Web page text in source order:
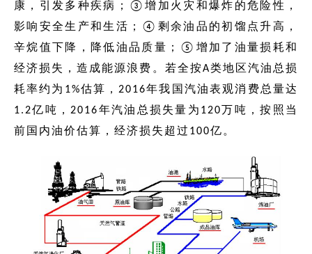
康，引发多种疾病；③增加火灾和爆炸的危险性，
影响安全生产和生活；④剩余油品的初馏点升高，
辛烷值下降，降低油品质量；⑤增加了油量损耗和
经济损失，造成能源浪费。若全按A类地区汽油总损
耗率约为1%估算，2016年我国汽油表观消费总量达
1.2亿吨，2016年汽油总损失量为120万吨，按照当
前国内油价估算，经济损失超过100亿。